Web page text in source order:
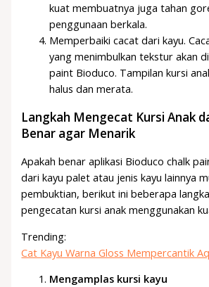
kuat membuatnya juga tahan
penggunaan berkala.
Memperbaiki cacat dari kayu.
yang menimbulkan tekstur akan
paint Bioduco. Tampilan kursi
halus dan merata.
Langkah Mengecat Kursi Anak
Benar agar Menarik
Apakah benar aplikasi Bioduco chalk
dari kayu palet atau jenis kayu lainnya
pembuktian, berikut ini beberapa
pengecatan kursi anak menggunakan
Trending:
Cat Kayu Warna Gloss Mempercantik
Mengamplas kursi kayu